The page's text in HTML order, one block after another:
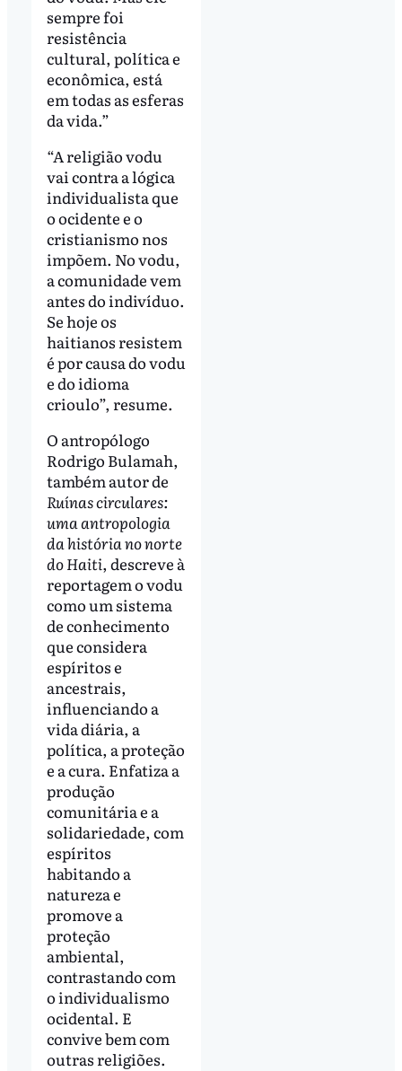
sempre foi
resistência
cultural, política e
econômica, está
em todas as esferas
da vida.”
“A religião vodu
vai contra a lógica
individualista que
o ocidente e o
cristianismo nos
impõem. No vodu,
a comunidade vem
antes do indivíduo.
Se hoje os
haitianos resistem
é por causa do vodu
e do idioma
crioulo”, resume.
O antropólogo
Rodrigo Bulamah,
também autor de
Ruínas circulares:
uma antropologia
da história no norte
do Haiti, descreve à
reportagem o vodu
como um sistema
de conhecimento
que considera
espíritos e
ancestrais,
influenciando a
vida diária, a
política, a proteção
e a cura. Enfatiza a
produção
comunitária e a
solidariedade, com
espíritos
habitando a
natureza e
promove a
proteção
ambiental,
contrastando com
o individualismo
ocidental. E
convive bem com
outras religiões.